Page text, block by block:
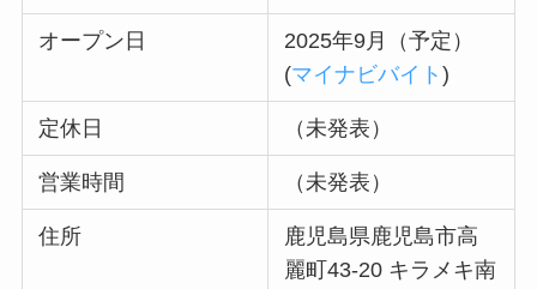
オープン日
2025年9月（予定）
(マイナビバイト)
定休日 （未発表）
営業時間 （未発表）
住所
鹿児島県鹿児島市高
麗町43‑20 キラメキ南